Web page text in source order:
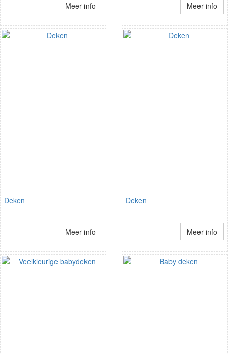
Meer info Meer info
Deken
Meer info
Deken
Meer info